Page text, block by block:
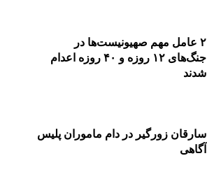
۲ عامل مهم صهیونیست‌ها در
جنگ‌های ۱۲ روزه و ۴۰ روزه اعدام
شدند
سارقان زورگیر در دام ماموران پلیس
آگاهی